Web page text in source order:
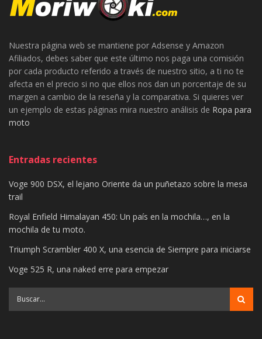
Nuestra página web se mantiene por Adsense y Amazon
Afiliados, debes saber que este último nos paga una comisión
por cada producto referido a través de nuestro sitio, a ti no te
afecta en el precio si no que ellos nos dan un porcentaje de su
margen a cambio de la reseña y la comparativa. Si quieres ver
un ejemplo de estas páginas mira nuestro análisis de Ropa para
moto
Entradas recientes
Voge 900 DSX, el lejano Oriente da un puñetazo sobre la mesa
trail
Royal Enfield Himalayan 450: Un país en la mochila…, en la
mochila de tu moto.
Triumph Scrambler 400 X, una esencia de Siempre para iniciarse
Voge 525 R, una naked erre para empezar